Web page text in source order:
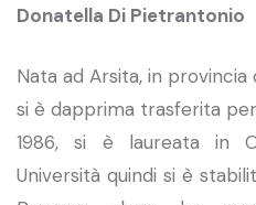
Donatella Di Pietrantonio
Nata ad Arsita, in
si è dapprima trasferita
1986, si è laureata in
Università quindi si è